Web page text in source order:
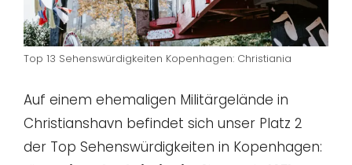
Top 13 Sehenswürdigkeiten Kopenhagen: Christiania
Auf einem ehemaligen Militärgelände in
Christianshavn befindet sich unser Platz 2
der Top Sehenswürdigkeiten in Kopenhagen: